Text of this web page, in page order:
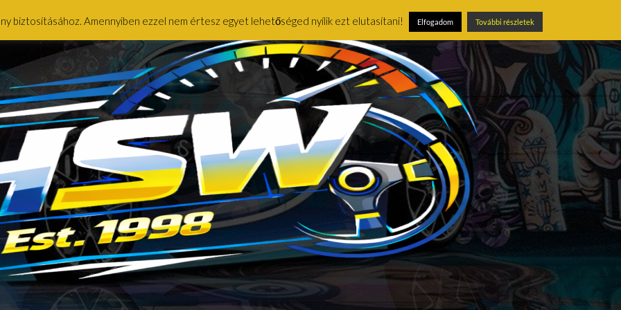
biztosításához. Amennyiben ezzel nem értesz egyet lehetőséged nyílik ezt elutasítani! Elfogadom További részletek